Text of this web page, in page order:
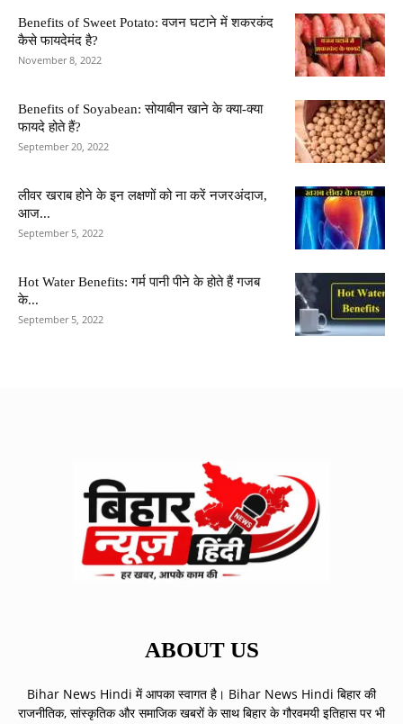
Benefits of Sweet Potato: वजन घटाने में शकरकंद
कैसे फायदेमंद है?
November 8, 2022
Benefits of Soyabean: सोयाबीन खाने के क्या-क्या
फायदे होते हैं?
September 20, 2022
लीवर खराब होने के इन लक्षणों को ना करें नजरअंदाज,
आज...
September 5, 2022
Hot Water Benefits: गर्म पानी पीने के होते हैं गजब
के...
September 5, 2022
ABOUT US
Bihar News Hindi में आपका स्वागत है। Bihar News Hindi बिहार की
राजनीतिक, सांस्कृतिक और समाजिक खबरों के साथ बिहार के गौरवमयी इतिहास पर भी